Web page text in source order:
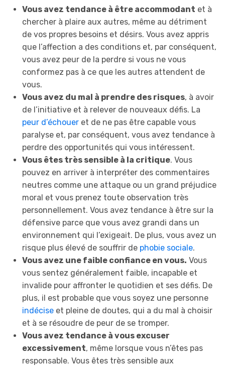
Vous avez tendance à être accommodant et à
chercher à plaire aux autres, même au détriment
de vos propres besoins et désirs. Vous avez appris
que l’affection a des conditions et, par conséquent,
vous avez peur de la perdre si vous ne vous
conformez pas à ce que les autres attendent de
vous.
Vous avez du mal à prendre des risques, à avoir
de l’initiative et à relever de nouveaux défis. La
peur d’échoueret de ne pas être capable vous
paralyse et, par conséquent, vous avez tendance à
perdre des opportunités qui vous intéressent.
Vous êtes très sensible à la critique. Vous
pouvez en arriver à interpréter des commentaires
neutres comme une attaque ou un grand préjudice
moral et vous prenez toute observation très
personnellement. Vous avez tendance à être sur la
défensive parce que vous avez grandi dans un
environnement qui l’exigeait. De plus, vous avez un
risque plus élevé de souffrir de phobie sociale.
Vous avez une faible confiance en vous. Vous
vous sentez généralement faible, incapable et
invalide pour affronter le quotidien et ses défis. De
plus, il est probable que vous soyez une personne
indéciseet pleine de doutes, qui a du mal à choisir
et à se résoudre de peur de se tromper.
Vous avez tendance à vous excuser
excessivement, même lorsque vous n’êtes pas
responsable. Vous êtes très sensible aux